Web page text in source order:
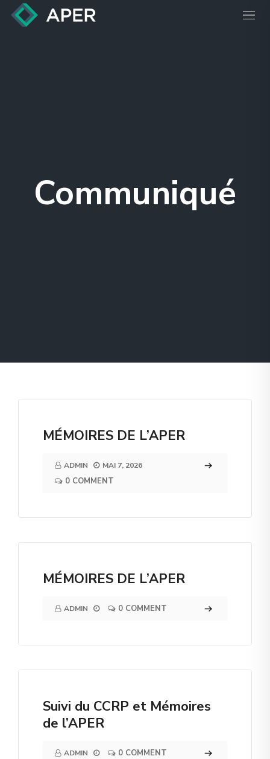
Communiqué
MÉMOIRES DE L’APER
ADMIN MAI 7, 2026
0 COMMENT
MÉMOIRES DE L’APER
ADMIN 0 COMMENT
Suivi du CCRP et Mémoires
de l’APER
ADMIN 0 COMMENT